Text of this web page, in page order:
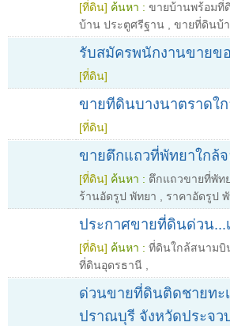
[ที่ดิน] ค้นหา : ขายบ้านพร้อมที่
บ้าน ประตูศรีฐาน
ขายที่ดินบ้
รับสมัครพนักงานขายข
[ที่ดิน]
ขายทีดินบางนาตราดใ
[ที่ดิน]
ขายตึกแถวที่พัทยาใกล้
[ที่ดิน] ค้นหา : ตึกแถวขายที่พัท
ร้านอัดรูป พัทยา
ราคาอัดรูป
ประกาศขายที่ดินด่วน...
[ที่ดิน] ค้นหา : ที่ดินใกล้สนามบิ
ที่ดินอุดรธานี
ด่วนขายที่ดินติดชายทะ
ปราณบุรี จังหวัดประจว